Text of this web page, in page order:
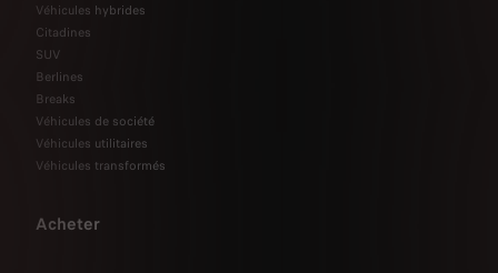
Véhicules hybrides
Citadines
SUV
Berlines
Breaks
Véhicules de société
Véhicules utilitaires
Véhicules transformés
Acheter